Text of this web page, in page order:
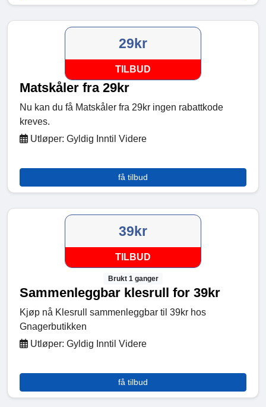
29kr
TILBUD
Matskåler fra 29kr
Nu kan du få Matskåler fra 29kr ingen rabattkode
kreves.
Utløper: Gyldig Inntil Videre
få tilbud
39kr
TILBUD
Brukt 1 ganger
Sammenleggbar klesrull for 39kr
Kjøp nå Klesrull sammenleggbar til 39kr hos
Gnagerbutikken
Utløper: Gyldig Inntil Videre
få tilbud